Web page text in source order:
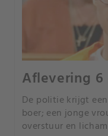
Aflevering
De politie krijgt
boer; een jonge
overstuur en